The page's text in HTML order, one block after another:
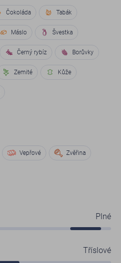
Čokoláda Tabák
Máslo Švestka
Černý rybíz Borůvky
Zemité Kůže
Vepřové Zvěřina
Plné
Tříslové